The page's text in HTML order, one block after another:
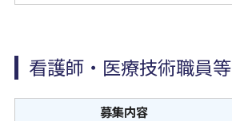
看護師・医療技術職員等
募集内容